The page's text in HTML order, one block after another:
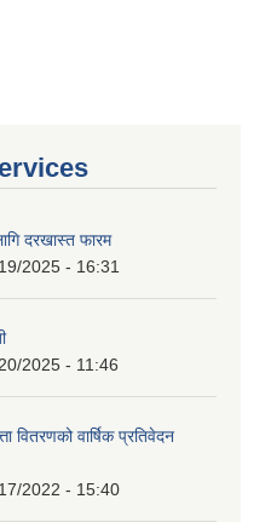
दरखास्त फारम
2025 - 16:31
2025 - 11:46
वितरणको वार्षिक प्रतिवेदन
2022 - 15:40